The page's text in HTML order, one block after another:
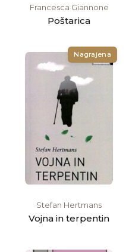
Francesca Giannone
Poštarica
Nagrajena
Stefan Hertmans
Vojna in terpentin